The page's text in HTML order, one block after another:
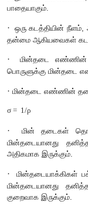
மின்னோட்டத்தின்
·
· மின்னழுத்தம்
கூறுகளின்
பாதையாகும்.
ஒரு கடத்தியின்
தன்மை ஆகியவைகள்
· மின்தடை
பொருளுக்கு